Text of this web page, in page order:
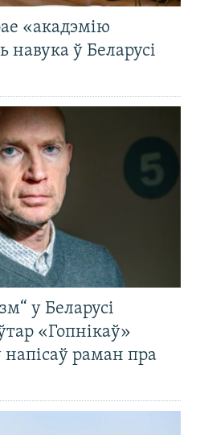
«акадэмію
навука ў Беларусі
у Беларусі
«Гопнікаў»
напісаў раман пра